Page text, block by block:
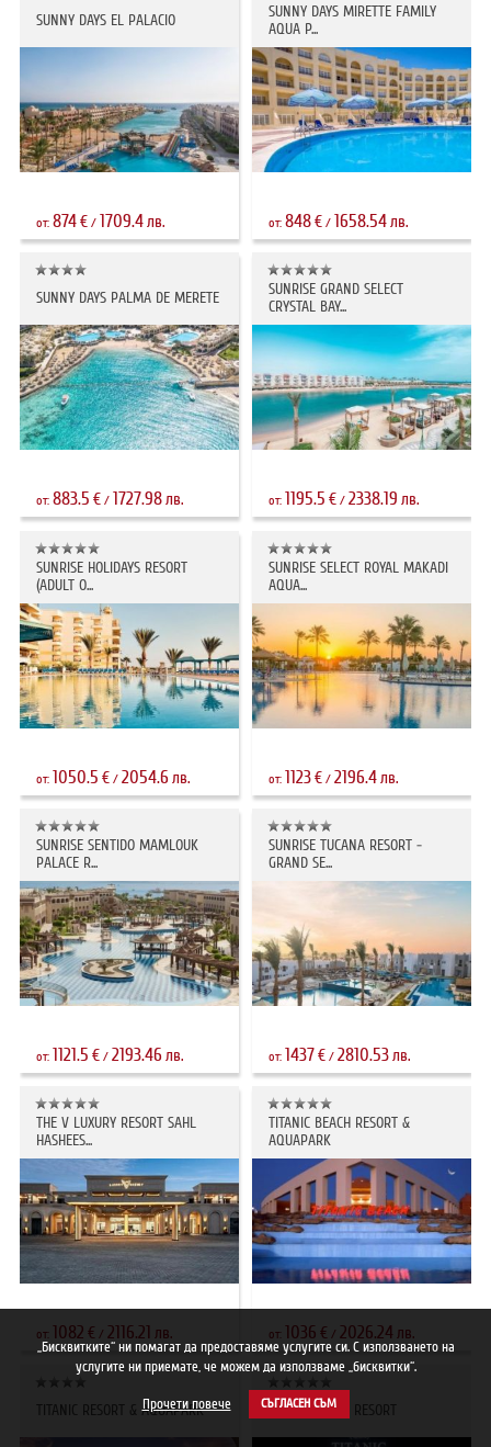
SUNNY DAYS EL PALACIO
от: 874€/ 1709.4лв.
SUNNY DAYS MIRETTE FAMILY
AQUA P...
от:848€ / 1658.54лв.
SUNNY DAYS PALMA DE MERETE
от: 883.5 €/ 1727.98лв.
SUNRISE GRAND SELECT
CRYSTAL BAY...
от: 1195.5 € /2338.19 лв.
SUNRISE HOLIDAYS RESORT
(ADULT O...
от: 1050.5 €/ 2054.6лв.
SUNRISE SELECT ROYAL MAKADI
AQUA...
от: 1123€ /2196.4лв.
SUNRISE SENTIDO MAMLOUK
PALACE R...
от: 1121.5 €/ 2193.46лв.
SUNRISE TUCANA RESORT -
GRAND SE...
от: 1437€ /2810.53лв.
THE V LUXURY RESORT SAHL
HASHEES...
от: 1082 € / 2116.21 лв.
TITANIC BEACH RESORT &
AQUAPARK
от: 1036 € /2026.24 лв.
TITANIC RESORT & AQUAPARK TITANIC ROYAL RESORT
„Бисквитките“ ни помагат да предоставяме услугите си. С използването на
услугите ни приемате, че можем да използваме „бисквитки“.
Прочети повече СЪГЛАСЕН СЪМ